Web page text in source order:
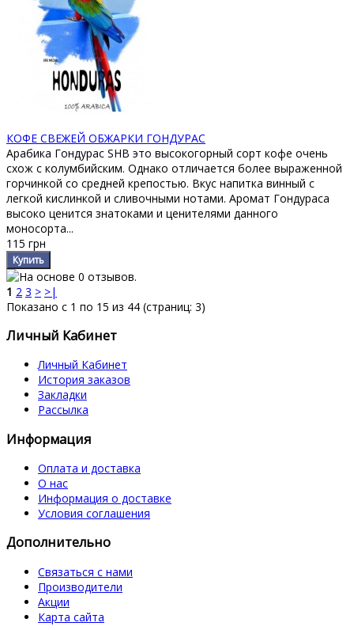
КОФЕ СВЕЖЕЙ ОБЖАРКИ ГОНДУРАС
Арабика Гондурас SHB это высокогорный сорт кофе очень
схож с колумбийским. Однако отличается более выраженной
горчинкой со средней крепостью. Вкус напитка винный с
легкой кислинкой и сливочными нотами. Аромат Гондураса
высоко ценится знатоками и ценителями данного
моносорта...
115 грн
1 2 3 > >|
Показано с 1 по 15 из 44 (страниц: 3)
Личный Кабинет
Личный Кабинет
История заказов
Закладки
Рассылка
Информация
Оплата и доставка
О нас
Информация о доставке
Условия соглашения
Дополнительно
Связаться с нами
Производители
Акции
Карта сайта